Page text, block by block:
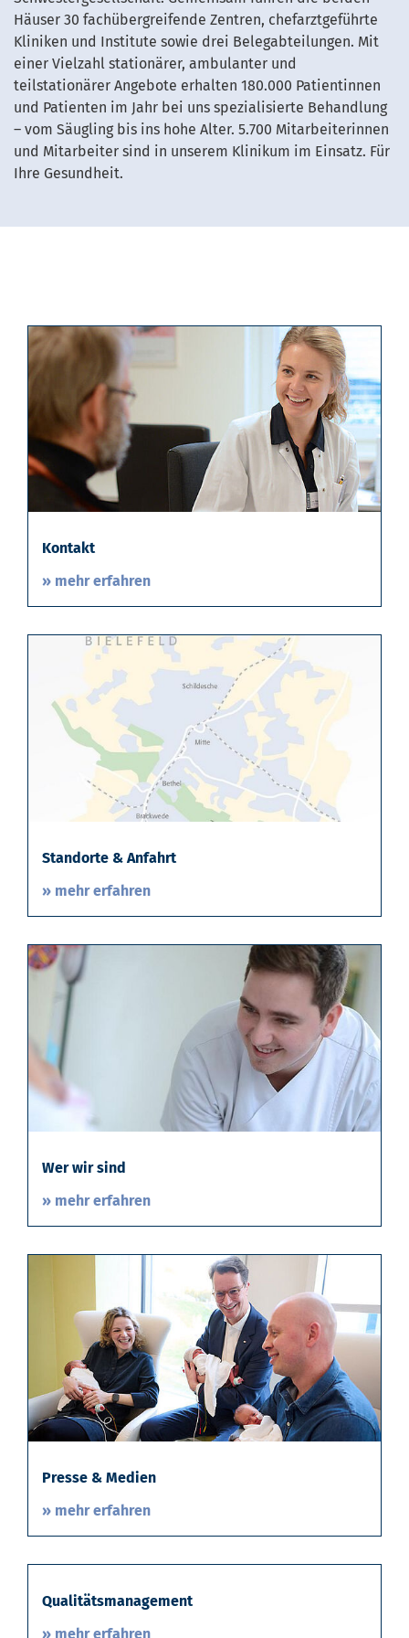
Häuser 30 fachübergreifende Zentren, chefarztgeführte
Kliniken und Institute sowie drei Belegabteilungen. Mit
einer Vielzahl stationärer, ambulanter und
teilstationärer Angebote erhalten 180.000 Patientinnen
und Patienten im Jahr bei uns spezialisierte Behandlung
– vom Säugling bis ins hohe Alter. 5.700 Mitarbeiterinnen
und Mitarbeiter sind in unserem Klinikum im Einsatz. Für
Ihre Gesundheit.
Kontakt
» mehr erfahren
Standorte & Anfahrt
» mehr erfahren
Wer wir sind
» mehr erfahren
Presse & Medien
» mehr erfahren
Qualitätsmanagement
» mehr erfahren